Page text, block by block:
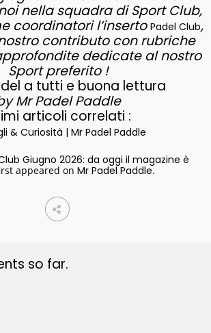
nella squadra di Sport Club,
coordinatori l’inserto Padel Club,
contributo con rubriche
dedicate al nostro
Sport preferito !
a tutti e buona lettura
Mr Padel Paddle
articoli correlati :
& Curiosità | Mr Padel Paddle
Giugno 2026: da oggi il magazine è
appeared on Mr Padel Paddle.
so far.